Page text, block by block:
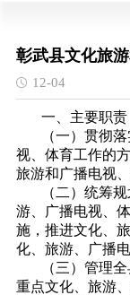
彰武县文化旅
12-04
一、主要职责
（一）贯彻
视、体育工作的
旅游和广播电视
（二）统筹
游、广播电视、
施，推进文化、
化、旅游、广播
（三）管理
重点文化、旅游